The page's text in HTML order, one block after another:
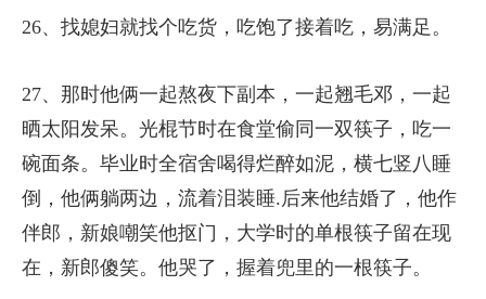
26、找媳妇就找个吃货，吃饱了接着吃，易满足。
27、那时他俩一起熬夜下副本，一起翘毛邓，一起
晒太阳发呆。光棍节时在食堂偷同一双筷子，吃一
碗面条。毕业时全宿舍喝得烂醉如泥，横七竖八睡
倒，他俩躺两边，流着泪装睡.后来他结婚了，他作
伴郎，新娘嘲笑他抠门，大学时的单根筷子留在现
在，新郎傻笑。他哭了，握着兜里的一根筷子。